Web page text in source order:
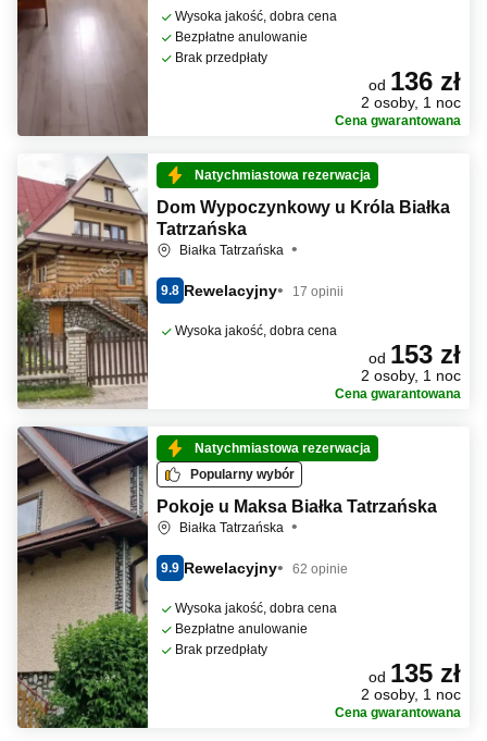
Wysoka jakość, dobra cena
Bezpłatne anulowanie
Brak przedpłaty
od 136 zł
2 osoby, 1 noc
Cena gwarantowana
Natychmiastowa rezerwacja
Dom Wypoczynkowy u Króla Białka
Tatrzańska
Białka Tatrzańska
9.8 Rewelacyjny 17 opinii
Wysoka jakość, dobra cena
od 153 zł
2 osoby, 1 noc
Cena gwarantowana
Natychmiastowa rezerwacja
Popularny wybór
Pokoje u Maksa Białka Tatrzańska
Białka Tatrzańska
9.9 Rewelacyjny 62 opinie
Wysoka jakość, dobra cena
Bezpłatne anulowanie
Brak przedpłaty
od 135 zł
2 osoby, 1 noc
Cena gwarantowana